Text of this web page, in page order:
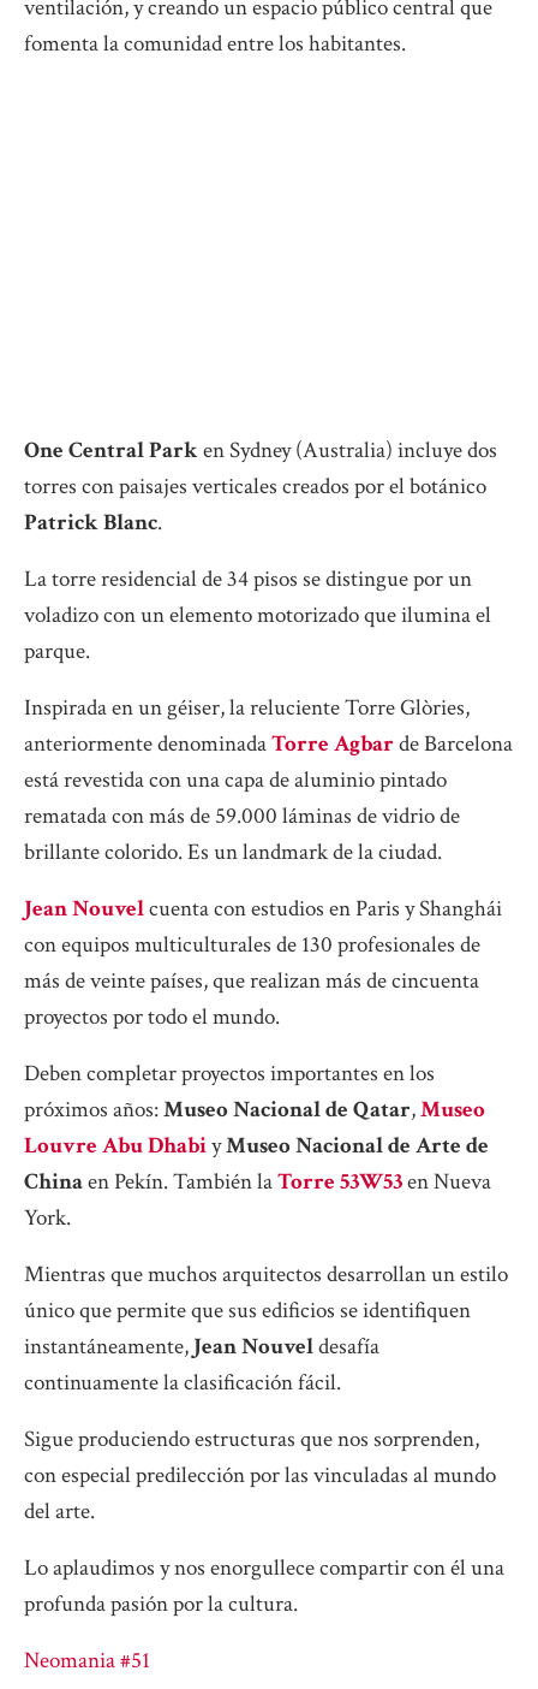
ventilación, y creando un espacio público central que
fomenta la comunidad entre los habitantes.
One Central Parken Sydney (Australia) incluye dos
torres con paisajes verticales creados por el botánico
Patrick Blanc.
La torre residencial de 34 pisos se distingue por un
voladizo con un elemento motorizado que ilumina el
parque.
Inspirada en un géiser, la reluciente Torre Glòries,
anteriormente denominadaTorre Agbar de Barcelona
está revestida con una capa de aluminio pintado
rematada con más de 59.000 láminas de vidrio de
brillante colorido. Es un landmark de la ciudad.
Jean Nouvelcuenta con estudios en Paris y Shanghái
con equipos multiculturales de 130 profesionales de
más de veinte países, que realizan más de cincuenta
proyectos por todo el mundo.
Deben completar proyectos importantes en los
próximos años:Museo Nacional de Qatar,Museo
Louvre Abu DhabiyMuseo Nacional de Arte de
Chinaen Pekín. También laTorre 53W53en Nueva
York.
Mientras que muchos arquitectos desarrollan un estilo
único que permite que sus edificios se identifiquen
instantáneamente,Jean Nouveldesafía
continuamente la clasificación fácil.
Sigue produciendo estructuras que nos sorprenden,
con especial predilección por las vinculadas al mundo
del arte.
Lo aplaudimos y nos enorgullece compartir con él una
profunda pasión por la cultura.
Neomania #51